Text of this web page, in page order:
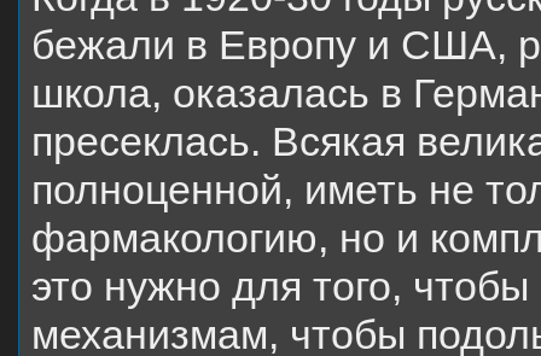
бежали в Европу и США,
школа, оказалась в
пресеклась. Всякая
полноценной, иметь не
фармакологию, но и
это нужно для того,
механизмам, чтобы